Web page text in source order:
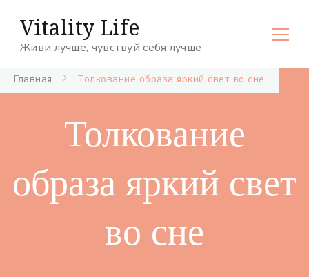
Vitality Life
Живи лучше, чувствуй себя лучше
Главная Толкование образа яркий свет во сне
Толкование
образа яркий свет
во сне